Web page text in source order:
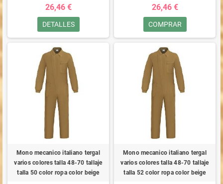
26,46 €
DETALLES
26,46 €
COMPRAR
Mono mecanico italiano tergal
varios colores talla 48-70 tallaje
talla 50 color ropa color beige
Mono mecanico italiano tergal
varios colores talla 48-70 tallaje
talla 52 color ropa color beige